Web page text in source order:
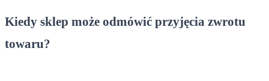
Kiedy sklep może odmówić przyjęcia zwrotu
towaru?